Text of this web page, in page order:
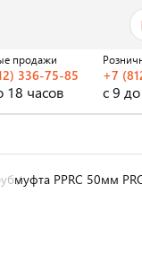
продажи
336-75-85
18 часов
+7
с 9
муфта PPRC 50мм